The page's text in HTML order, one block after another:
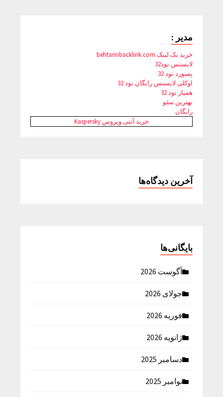
مدیر :
خرید بک لینک behtarinbacklink.com
لایسنس نود32
پسورد نود 32
اوکلی لایسنس رایگان نود 32
همیار نود 32
بهترین سئو
رایگان
خرید آنتی ویروس Kaspersky
آخرین دیدگاه‌ها
بایگانی‌ها
آگوست 2026
جولای 2026
فوریه 2026
ژانویه 2026
دسامبر 2025
نوامبر 2025